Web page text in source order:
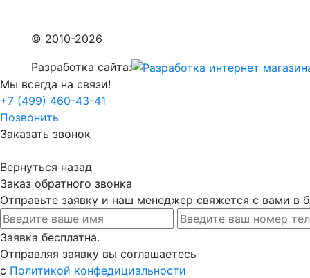
© 2010-2026
Разработка сайта:
Мы всегда на связи!
+7 (499) 460-43-41
Позвонить
Заказать звонок
Вернуться назад
Заказ обратного звонка
Отправьте заявку и наш менеджер свяжется с вами в
Заявка бесплатна.
Отправляя заявку вы соглашаетесь
с Политикой конфедициальности